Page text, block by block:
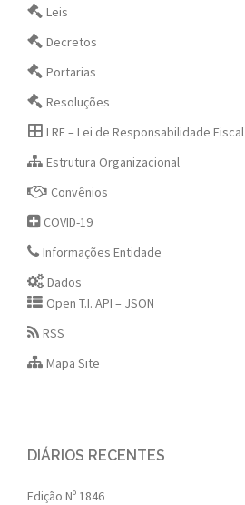
Leis
Decretos
Portarias
Resoluções
LRF – Lei de Responsabilidade Fiscal
Estrutura Organizacional
Convênios
COVID-19
Informações Entidade
Dados
Open T.I. API – JSON
RSS
Mapa Site
DIÁRIOS RECENTES
Edição Nº 1846